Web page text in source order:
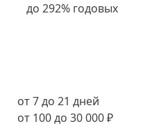
от 7 до 21 дней
от 100 до 30 000 ₽